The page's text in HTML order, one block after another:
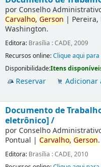
por Conselho
Carvalho, Gerson | Pereira,
Washington.
Editora: Brasília : CADE, 2009
Recursos online:Clique aqui
Disponibilidade:Itens
Reservar Adicionar
Documento de
eletrônico] /
por Conselho
Pontual |Carvalho, Gerson.
Editora: Brasília : CADE, 2010